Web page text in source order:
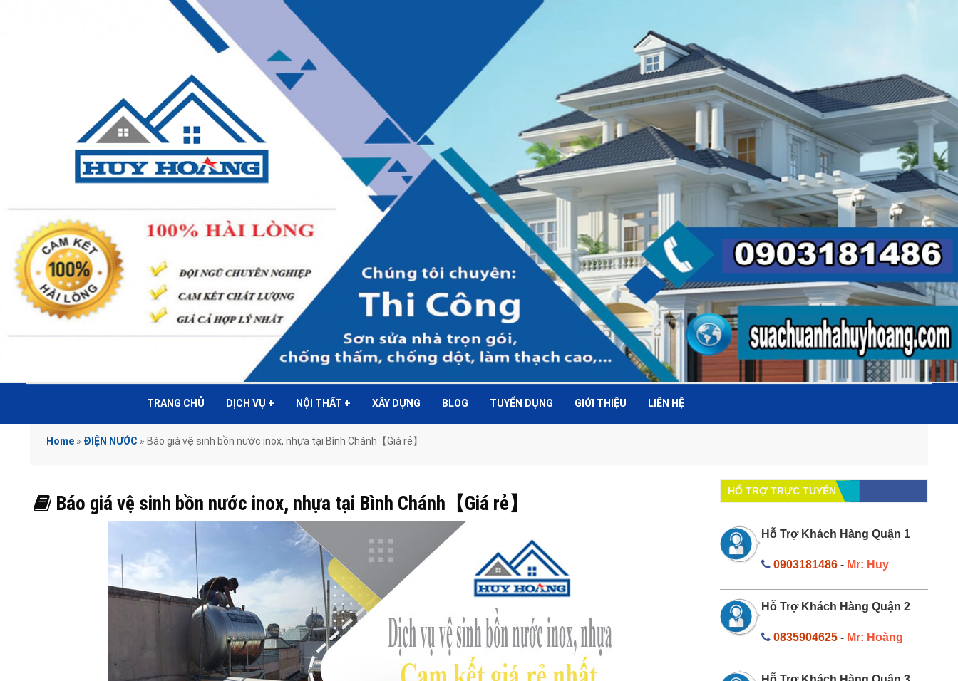
TRANG CHỦ DỊCH VỤ + NỘI THẤT + XÂY DỰNG BLOG TUYỂN DỤNG GIỚI THIỆU LIÊN HỆ
Home » ĐIỆN NƯỚC » Báo giá vệ sinh bồn nước inox, nhựa tại Bình Chánh【Giá rẻ】
Báo giá vệ sinh bồn nước inox, nhựa tại Bình Chánh【Giá rẻ】
HỔ TRỢ TRỰC TUYẾN
Hỗ Trợ Khách Hàng Quận 1
0903181486 - Mr: Huy
Hỗ Trợ Khách Hàng Quận 2
0835904625 - Mr: Hoàng